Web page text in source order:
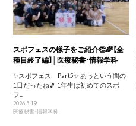
スポフェスの様子をご紹介👏🌈【全
種目終了編】│医療秘書・情報学科
✨スポフェス Part5✨ あっという間の
1日だったね🎵 1年生は初めてのスポ
フ...
2026.5.19
医療秘書・情報学科